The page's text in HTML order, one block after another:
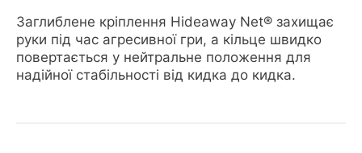
Заглиблене кріплення Hideaway Net® захищає
руки під час агресивної гри, а кільце швидко
повертається у нейтральне положення для
надійної стабільності від кидка до кидка.